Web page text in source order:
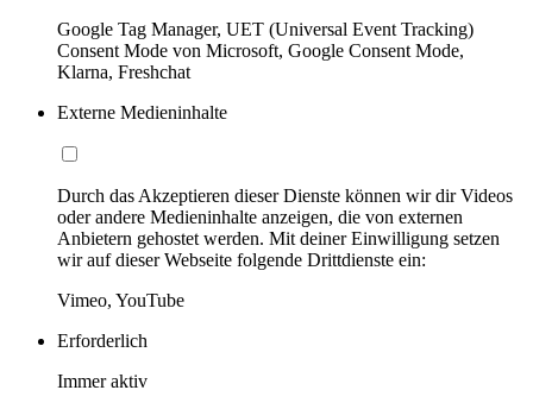
Google Tag Manager, UET (Universal Event Tracking)
Consent Mode von Microsoft, Google Consent Mode,
Klarna, Freshchat
Externe Medieninhalte
Durch das Akzeptieren dieser Dienste können wir dir Videos
oder andere Medieninhalte anzeigen, die von externen
Anbietern gehostet werden. Mit deiner Einwilligung setzen
wir auf dieser Webseite folgende Drittdienste ein:
Vimeo, YouTube
Erforderlich
Immer aktiv